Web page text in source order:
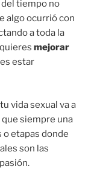
tiempo no
algo ocurrió con
a toda la
mejorar
estar
vida sexual va a
siempre una
o etapas donde
son las